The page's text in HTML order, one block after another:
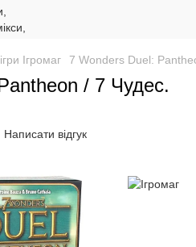
Ігромаг 7 Wonders Duel:
/ 7 Чудес.
Написати відгук